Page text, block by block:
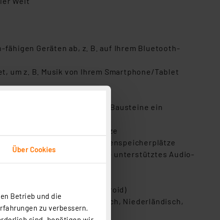
Über Cookies
Betrieb und die
zu verbessern.
Geräten ab, z. B. auf Ihrem Bluetooth-
um z. B. Musik von Ihrem Smartphone/Tablet
in bestehende Hi-Fi-Bausteine ein
8 Favoritenspeicherplätze
erforderlich); 10 Favoritenspeicherplätze
MP3-Player u. v. m.) ab - unterstütztes Audio-
App für iOS und Android)
Türkisch, Polnisch, Niederländisch,